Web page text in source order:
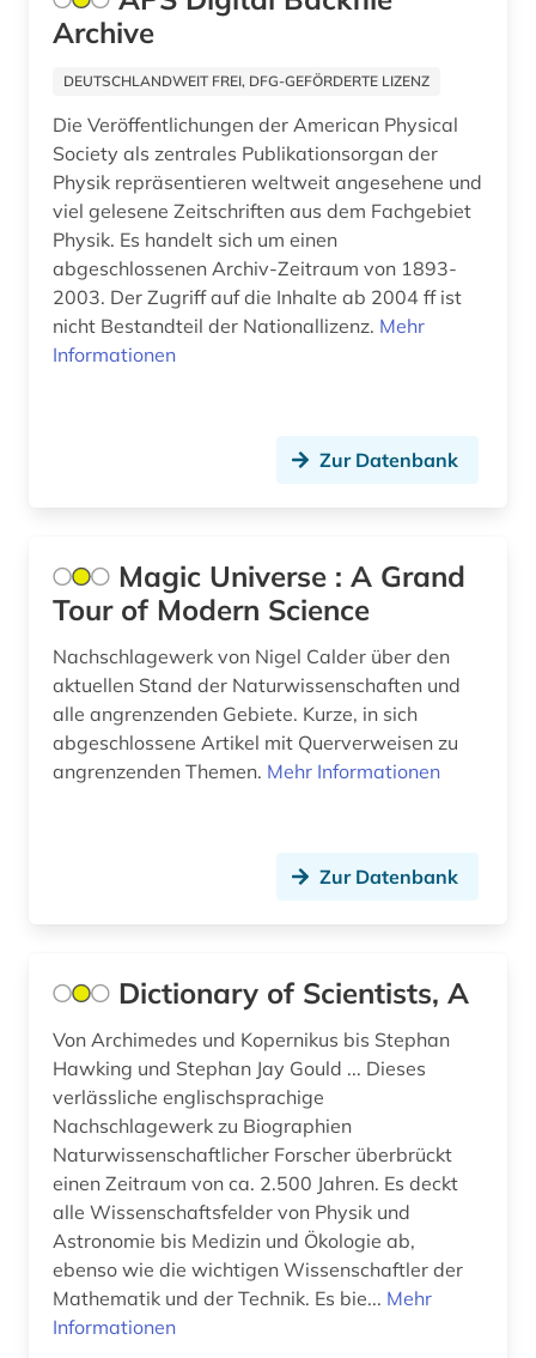
Archive
DEUTSCHLANDWEIT FREI, DFG-GEFÖRDERTE LIZENZ
Die Veröffentlichungen der American Physical
Society als zentrales Publikationsorgan der
Physik repräsentieren weltweit angesehene und
viel gelesene Zeitschriften aus dem Fachgebiet
Physik. Es handelt sich um einen
abgeschlossenen Archiv-Zeitraum von 1893-
2003. Der Zugriff auf die Inhalte ab 2004 ff ist
nicht Bestandteil der Nationallizenz. Mehr
Informationen
Zur Datenbank
Magic Universe : A Grand
Tour of Modern Science
Nachschlagewerk von Nigel Calder über den
aktuellen Stand der Naturwissenschaften und
alle angrenzenden Gebiete. Kurze, in sich
abgeschlossene Artikel mit Querverweisen zu
angrenzenden Themen. Mehr Informationen
Zur Datenbank
Dictionary of Scientists, A
Von Archimedes und Kopernikus bis Stephan
Hawking und Stephan Jay Gould ... Dieses
verlässliche englischsprachige
Nachschlagewerk zu Biographien
Naturwissenschaftlicher Forscher überbrückt
einen Zeitraum von ca. 2.500 Jahren. Es deckt
alle Wissenschaftsfelder von Physik und
Astronomie bis Medizin und Ökologie ab,
ebenso wie die wichtigen Wissenschaftler der
Mathematik und der Technik. Es bie... Mehr
Informationen